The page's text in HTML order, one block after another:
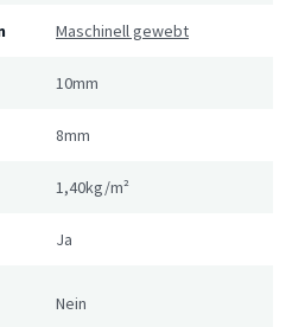
Maschinell gewebt
10mm
8mm
1,40kg/m²
Ja
Nein